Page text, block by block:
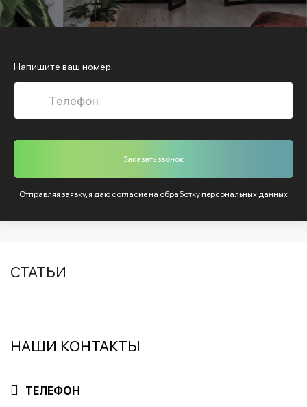
Напишите ваш номер:
Отправляя заявку, я даю согласие на обработкуперсональных данных
СТАТЬИ
НАШИ КОНТАКТЫ
ТЕЛЕФОН